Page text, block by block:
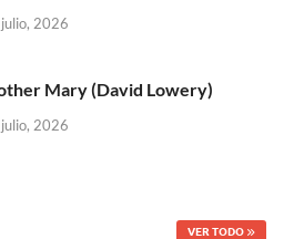
2026
Mary (David Lowery)
2026
VER TODO